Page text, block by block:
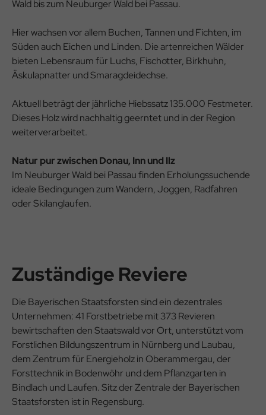
Wald bis zum Neuburger Wald bei Passau.
Hier wachsen vor allem Buchen, Tannen und Fichten, im
Süden auch Eichen und Linden. Die artenreichen Wälder
bieten Lebensraum für Luchs, Fischotter, Birkhuhn,
Äskulapnatter und Smaragdeidechse.
Aktuell beträgt der jährliche Hiebssatz 135.000 Festmeter.
Dieses Holz wird nachhaltig geerntet und in der Region
weiterverarbeitet.
Natur pur zwischen Donau, Inn und Ilz
Im Neuburger Wald bei Passau finden Erholungssuchende
ideale Bedingungen zum Wandern, Joggen, Radfahren
oder Skilanglaufen.
Zuständige Reviere
Die Bayerischen Staatsforsten sind ein dezentrales
Unternehmen: 41 Forstbetriebe mit 373 Revieren
bewirtschaften den Staatswald vor Ort, unterstützt vom
Forstlichen Bildungszentrum in Nürnberg und Laubau,
dem Zentrum für Energieholz in Oberammergau, der
Forsttechnik in Bodenwöhr und dem Pflanzgarten in
Bindlach und Laufen. Sitz der Zentrale der Bayerischen
Staatsforsten ist in Regensburg.